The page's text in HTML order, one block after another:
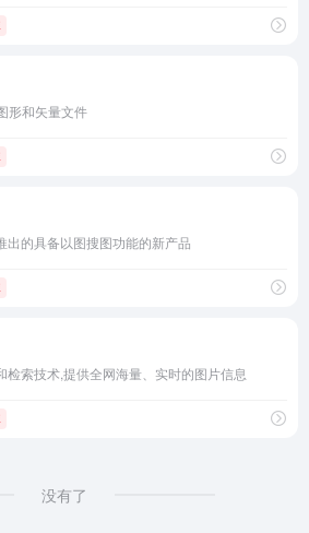
形和矢量文件
出的具备以图搜图功能的新产品
检索技术,提供全网海量、实时的图片信息
没有了